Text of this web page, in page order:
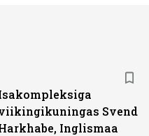
Svend
Inglismaa